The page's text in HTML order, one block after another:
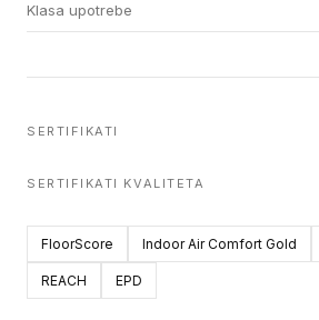
Klasa upotrebe
SERTIFIKATI
SERTIFIKATI KVALITETA
FloorScore Indoor Air Comfort Gold
REACH EPD